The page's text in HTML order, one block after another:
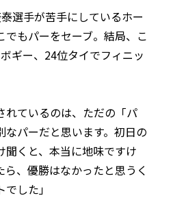
選手が苦手にしているホー
でもパーをセーブ。結局、こ
ギー、24位タイでフィニッ
れているのは、ただの「パ
なパーだと思います。初日の
聞くと、本当に地味ですけ
、優勝はなかったと思うく
した」